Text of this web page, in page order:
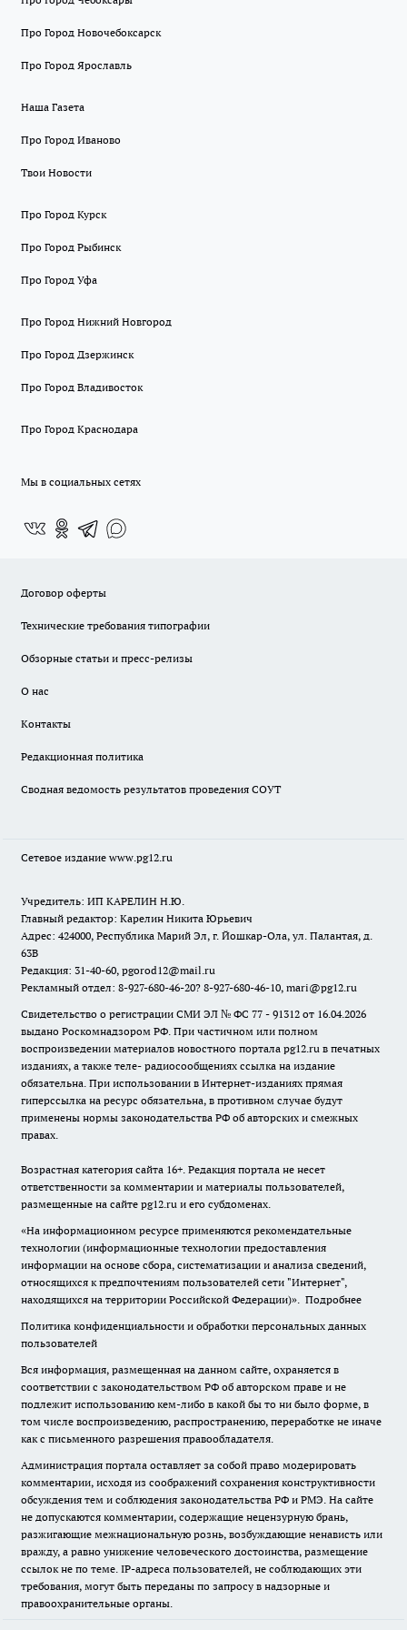
Про Город Новочебоксарск
Про Город Ярославль
Наша Газета
Про Город Иваново
Твои Новости
Про Город Курск
Про Город Рыбинск
Про Город Уфа
Про Город Нижний Новгород
Про Город Дзержинск
Про Город Владивосток
Про Город Краснодара
Мы в социальных сетях
Договор оферты
Технические требования типографии
Обзорные статьи и пресс-релизы
О нас
Контакты
Редакционная политика
Сводная ведомость результатов проведения СОУТ
Сетевое издание www.pg12.ru
Учредитель: ИП КАРЕЛИН Н.Ю.
Главный редактор: Карелин Никита Юрьевич
Адрес: 424000, Республика Марий Эл, г. Йошкар-Ола, ул. Палантая, д.
63В
Редакция: 31-40-60, pgorod12@mail.ru
Рекламный отдел: 8-927-680-46-20? 8-927-680-46-10, mari@pg12.ru
Свидетельство о регистрации СМИ ЭЛ № ФС 77 - 91312 от 16.04.2026
выдано Роскомнадзором РФ. При частичном или полном
воспроизведении материалов новостного портала pg12.ru в печатных
изданиях, а также теле- радиосообщениях ссылка на издание
обязательна. При использовании в Интернет-изданиях прямая
гиперссылка на ресурс обязательна, в противном случае будут
применены нормы законодательства РФ об авторских и смежных
правах.
Возрастная категория сайта 16+. Редакция портала не несет
ответственности за комментарии и материалы пользователей,
размещенные на сайте pg12.ru и его субдоменах.
«На информационном ресурсе применяются рекомендательные
технологии (информационные технологии предоставления
информации на основе сбора, систематизации и анализа сведений,
относящихся к предпочтениям пользователей сети "Интернет",
находящихся на территории Российской Федерации)». Подробнее
Политика конфиденциальности и обработки персональных данных
пользователей
Вся информация, размещенная на данном сайте, охраняется в
соответствии с законодательством РФ об авторском праве и не
подлежит использованию кем-либо в какой бы то ни было форме, в
том числе воспроизведению, распространению, переработке не иначе
как с письменного разрешения правообладателя.
Администрация портала оставляет за собой право модерировать
комментарии, исходя из соображений сохранения конструктивности
обсуждения тем и соблюдения законодательства РФ и РМЭ. На сайте
не допускаются комментарии, содержащие нецензурную брань,
разжигающие межнациональную рознь, возбуждающие ненависть или
вражду, а равно унижение человеческого достоинства, размещение
ссылок не по теме. IP-адреса пользователей, не соблюдающих эти
требования, могут быть переданы по запросу в надзорные и
правоохранительные органы.